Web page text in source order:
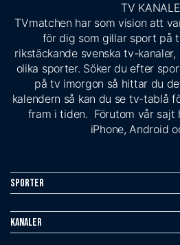
TV
TVmatchen har som vision att
för dig som gillar sport på
rikstäckande svenska tv-
olika sporter. Söker du efter
på tv imorgon så hittar du
kalendern så kan du se tv-tablå
fram i tiden. Förutom vår sajt
iPhone, Android
Sporter
Kanaler